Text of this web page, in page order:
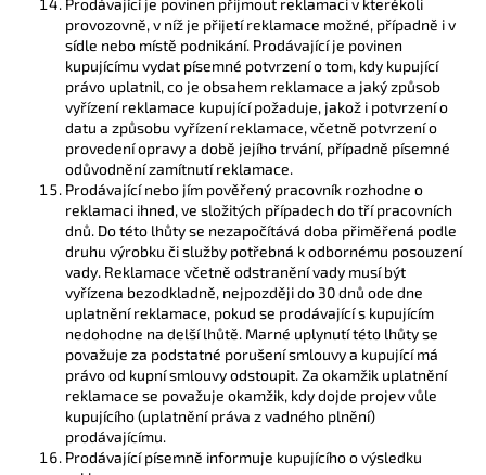
provozovně, v níž je přijetí reklamace možné, případně i v
sídle nebo místě podnikání. Prodávající je povinen
kupujícímu vydat písemné potvrzení o tom, kdy kupující
právo uplatnil, co je obsahem reklamace a jaký způsob
vyřízení reklamace kupující požaduje, jakož i potvrzení o
datu a způsobu vyřízení reklamace, včetně potvrzení o
provedení opravy a době jejího trvání, případně písemné
odůvodnění zamítnutí reklamace.
Prodávající nebo jím pověřený pracovník rozhodne o
reklamaci ihned, ve složitých případech do tří pracovních
dnů. Do této lhůty se nezapočítává doba přiměřená podle
druhu výrobku či služby potřebná k odbornému posouzení
vady. Reklamace včetně odstranění vady musí být
vyřízena bezodkladně, nejpozději do 30 dnů ode dne
uplatnění reklamace, pokud se prodávající s kupujícím
nedohodne na delší lhůtě. Marné uplynutí této lhůty se
považuje za podstatné porušení smlouvy a kupující má
právo od kupní smlouvy odstoupit.Za okamžik uplatnění
reklamace se považuje okamžik, kdy dojde projev vůle
kupujícího (uplatnění práva z vadného plnění)
prodávajícímu.
Prodávající písemně informuje kupujícího o výsledku